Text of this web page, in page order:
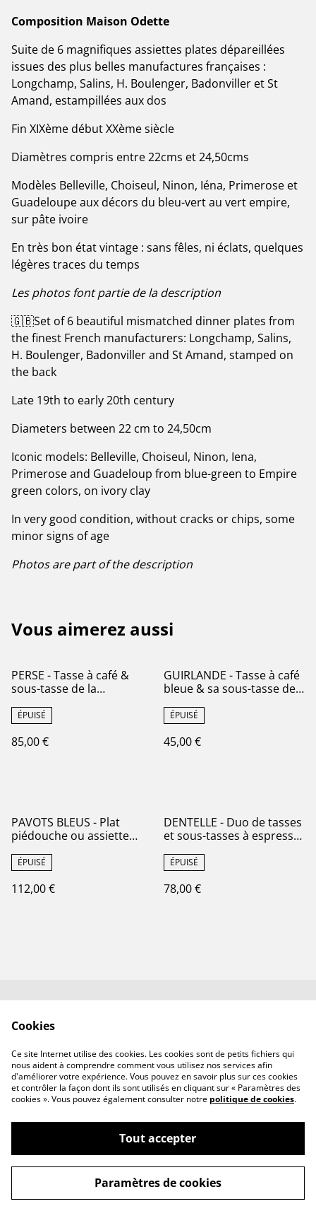
Composition Maison Odette
Suite de 6 magnifiques assiettes plates dépareillées
issues des plus belles manufactures françaises :
Longchamp, Salins, H. Boulenger, Badonviller et St
Amand, estampillées aux dos
Fin XIXème début XXème siècle
Diamètres compris entre 22cms et 24,50cms
Modèles Belleville, Choiseul, Ninon, Iéna, Primerose et
Guadeloupe aux décors du bleu-vert au vert empire,
sur pâte ivoire
En très bon état vintage : sans fêles, ni éclats, quelques
légères traces du temps
Les photos font partie de la description
🇬🇧Set of 6 beautiful mismatched dinner plates from
the finest French manufacturers: Longchamp, Salins,
H. Boulenger, Badonviller and St Amand, stamped on
the back
Late 19th to early 20th century
Diameters between 22 cm to 24,50cm
Iconic models: Belleville, Choiseul, Ninon, Iena,
Primerose and Guadeloup from blue-green to Empire
green colors, on ivory clay
In very good condition, without cracks or chips, some
minor signs of age
Photos are part of the description
Vous aimerez aussi
PERSE - Tasse à café &
sous-tasse de la
Sarreguemines - Terre de
Fer
ÉPUISÉ
85,00 €
GUIRLANDE - Tasse à café
bleue & sa sous-tasse de
de Saint-Amand pour Au
Planteur de Caïffa
ÉPUISÉ
45,00 €
PAVOTS BLEUS - Plat
piédouche ou assiette
modèle Pavots de la
manufacture française
Choisy le Roi - Terre de Fer
ÉPUISÉ
112,00 €
DENTELLE - Duo de tasses
et sous-tasses à espresso
Lunéville - Terre de Fer
ÉPUISÉ
78,00 €
Contactez-nous✉️
Politique de
confidentialité
Politique de cookies
©2026MAISON ODETTE
powered by
Cookies
Ce site Internet utilise des cookies. Les cookies sont de petits fichiers qui
nous aident à comprendre comment vous utilisez nos services afin
d'améliorer votre expérience. Vous pouvez en savoir plus sur ces cookies
et contrôler la façon dont ils sont utilisés en cliquant sur « Paramètres des
cookies ». Vous pouvez également consulter notre politique de cookies.
Tout accepter
Paramètres de cookies